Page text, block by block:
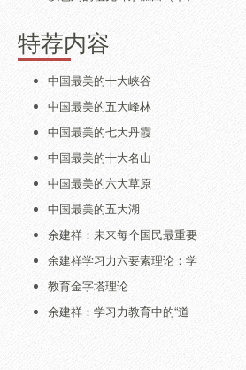
特荐内容
中国最美的十大峡谷
中国最美的五大峰林
中国最美的七大丹霞
中国最美的十大名山
中国最美的六大草原
中国最美的五大湖
余建祥：未来每个国民最重要
余建祥学习力六要素理论：学
教育金字塔理论
余建祥：学习力教育中的“道